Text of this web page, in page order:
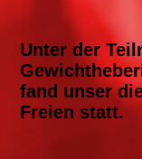
Unter der
fand unser
Freien statt.